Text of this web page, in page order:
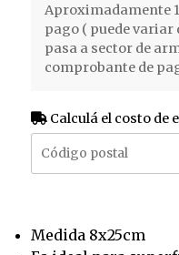
Aproximadamente
pago ( puede variar
pasa a sector de
comprobante de
Calculá el costo de
Medida 8x25cm